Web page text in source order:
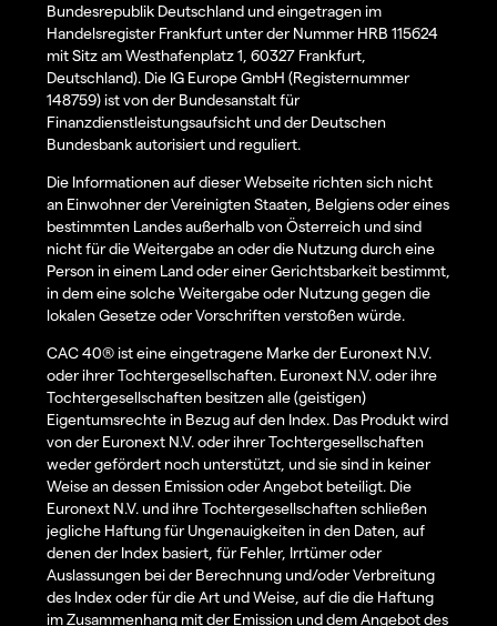
Bundesrepublik Deutschland und eingetragen im
Handelsregister Frankfurt unter der Nummer HRB 115624
mit Sitz am Westhafenplatz 1, 60327 Frankfurt,
Deutschland). Die IG Europe GmbH (Registernummer
148759) ist von der Bundesanstalt für
Finanzdienstleistungsaufsicht und der Deutschen
Bundesbank autorisiert und reguliert.
Die Informationen auf dieser Webseite richten sich nicht
an Einwohner der Vereinigten Staaten, Belgiens oder eines
bestimmten Landes außerhalb von Österreich und sind
nicht für die Weitergabe an oder die Nutzung durch eine
Person in einem Land oder einer Gerichtsbarkeit bestimmt,
in dem eine solche Weitergabe oder Nutzung gegen die
lokalen Gesetze oder Vorschriften verstoßen würde.
CAC 40® ist eine eingetragene Marke der Euronext N.V.
oder ihrer Tochtergesellschaften. Euronext N.V. oder ihre
Tochtergesellschaften besitzen alle (geistigen)
Eigentumsrechte in Bezug auf den Index. Das Produkt wird
von der Euronext N.V. oder ihrer Tochtergesellschaften
weder gefördert noch unterstützt, und sie sind in keiner
Weise an dessen Emission oder Angebot beteiligt. Die
Euronext N.V. und ihre Tochtergesellschaften schließen
jegliche Haftung für Ungenauigkeiten in den Daten, auf
denen der Index basiert, für Fehler, Irrtümer oder
Auslassungen bei der Berechnung und/oder Verbreitung
des Index oder für die Art und Weise, auf die die Haftung
im Zusammenhang mit der Emission und dem Angebot des